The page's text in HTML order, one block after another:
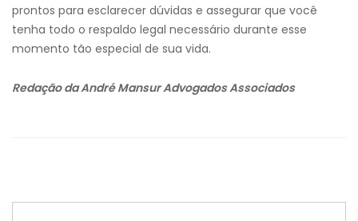
prontos para esclarecer dúvidas e assegurar que você
tenha todo o respaldo legal necessário durante esse
momento tão especial de sua vida.
Redação da André Mansur Advogados Associados